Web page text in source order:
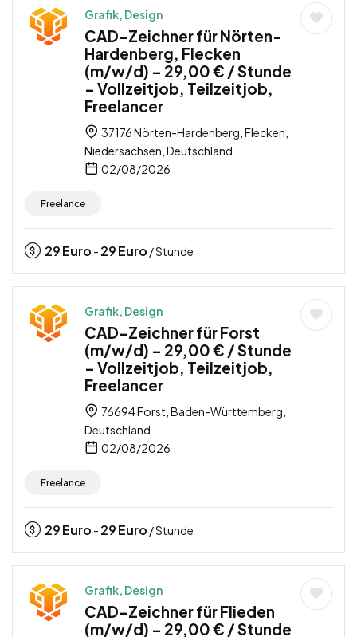
Grafik, Design
CAD-Zeichner für Nörten-
Hardenberg, Flecken
(m/w/d) – 29,00 € / Stunde
– Vollzeitjob, Teilzeitjob,
Freelancer
37176 Nörten-Hardenberg, Flecken,
Niedersachsen, Deutschland
02/08/2026
Freelance
29Euro - 29Euro / Stunde
Grafik, Design
CAD-Zeichner für Forst
(m/w/d) – 29,00 € / Stunde
– Vollzeitjob, Teilzeitjob,
Freelancer
76694 Forst, Baden-Württemberg,
Deutschland
02/08/2026
Freelance
29Euro - 29Euro / Stunde
Grafik, Design
CAD-Zeichner für Flieden
(m/w/d) – 29,00 € / Stunde